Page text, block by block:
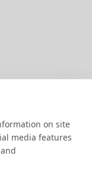
on site
media features